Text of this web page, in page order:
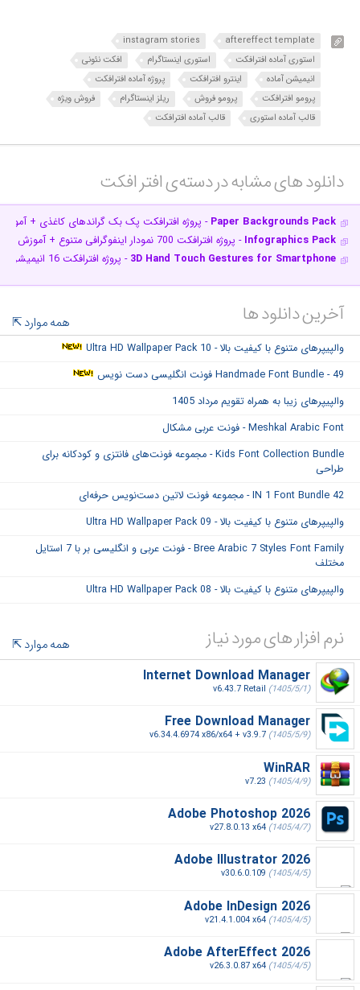
aftereffect template
instagram stories
استوری آماده افترافکت
استوری اینستاگرام
افکت نئونی
انیمیشن آماده
اینترو افترافکت
پروژه آماده افترافکت
پرومو افترافکت
پرومو فروش ریلز اینستاگرام
فروش ویژه
قالب آماده استوری
قالب آماده افترافکت
دانلود های مشابه در دسته‌ی‌ افتر افکت‎
Paper Backgrounds Pack - پروژه افترافکت پک بک گراندهای کاغذی +
Infographics Pack - پروژه افترافکت 700 نمودار اینفوگرافی متنوع + آموزش
3D Hand Touch Gestures for Smartphone - پروژه افترافکت 16 انیمیشن سه بعدی ژست‌های دست سه بعدی کار با اس
آخرین دانلود ها همه موارد
والپیپرهای متنوع با کیفیت بالا - Ultra HD Wallpaper Pack 10
Handmade Font Bundle - 49 فونت انگلیسی دست نویس
والپیپرهای زیبا به همراه تقویم مرداد 1405
Meshkal Arabic Font - فونت عربی مشکال
Kids Font Collection Bundle - مجموعه فونت‌های فانتزی و کودکانه برای
طراحی
42 IN 1 Font Bundle - مجموعه فونت لاتین دست‌نویس حرفه‌ای
والپیپرهای متنوع با کیفیت بالا - Ultra HD Wallpaper Pack 09
Bree Arabic 7 Styles Font Family - فونت عربی و انگلیسی بر با 7 استایل
مختلف
والپیپرهای متنوع با کیفیت بالا - Ultra HD Wallpaper Pack 08
نرم افزار های مورد نیاز
همه موارد
Internet Download Manager
v6.43.7 Retail (1405/5/1)
Free Download Manager
v6.34.4.6974 x86/x64 + v3.9.7 (1405/5/9)
WinRAR
v7.23 (1405/4/9)
Adobe Photoshop 2026
v27.8.0.13 x64 (1405/4/7)
Adobe Illustrator 2026
v30.6.0.109 (1405/4/5)
Adobe InDesign 2026
v21.4.1.004 x64 (1405/4/5)
Adobe AfterEffect 2026
v26.3.0.87 x64 (1405/4/5)